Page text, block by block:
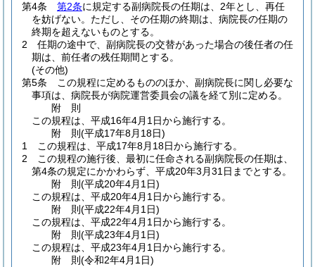
第4条
第2条に規定する副病院長の任期は、2年とし、再任
を妨げない。 ただし、その任期の終期は、病院長の任期の
終期を超えないものとする。
2
任期の途中で、副病院長の交替があった場合の後任者の任
期は、前任者の残任期間とする。
(その他)
第5条
この規程に定めるもののほか、副病院長に関し必要な
事項は、病院長が病院運営委員会の議を経て別に定める。
附 則
この規程は、平成16年4月1日から施行する。
附 則(平成17年8月18日)
1
この規程は、平成17年8月18日から施行する。
2
この規程の施行後、最初に任命される副病院長の任期は、
第4条の規定にかかわらず、平成20年3月31日までとする。
附 則(平成20年4月1日)
この規程は、平成20年4月1日から施行する。
附 則(平成22年4月1日)
この規程は、平成22年4月1日から施行する。
附 則(平成23年4月1日)
この規程は、平成23年4月1日から施行する。
附 則(令和2年4月1日)